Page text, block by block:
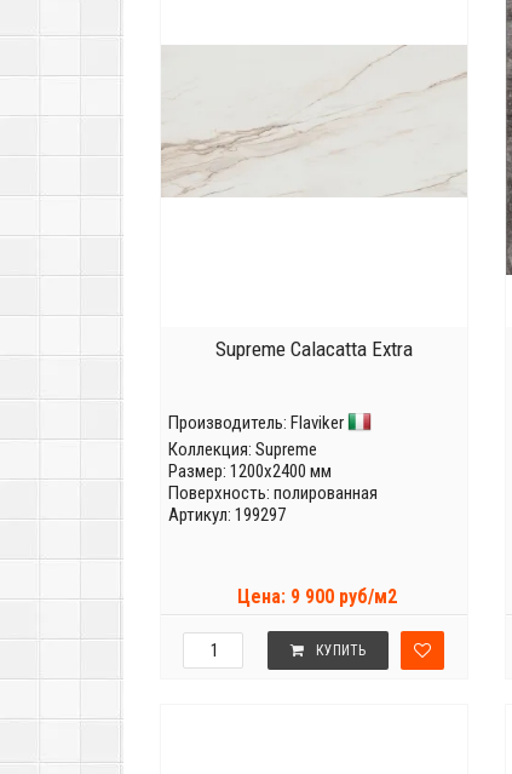
Supreme Calacatta Extra
Производитель: Flaviker
Коллекция: Supreme
Размер: 1200x2400 мм
Поверхность: полированная
Артикул: 199297
Цена: 9 900 руб/м2
КУПИТЬ